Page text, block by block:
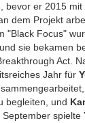
, bevor er 2015
dem Projekt
"Black Focus"
sie bekamen
Act.
Jahr für
begleiten, und
spielte